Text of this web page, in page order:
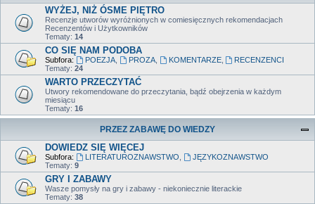
WYŻEJ, NIŻ ÓSME PIĘTRO
Recenzje utworów wyróżnionych w comiesięcznych rekomendacjach
Recenzentów i Użytkowników
Tematy: 14
CO SIĘ NAM PODOBA
Subfora: POEZJA, PROZA, KOMENTARZE,
RECENZENCI
Tematy: 24
WARTO PRZECZYTAĆ
Utwory rekomendowane do przeczytania, bądź obejrzenia w każdym
miesiącu
Tematy: 16
PRZEZ ZABAWĘ DO WIEDZY
DOWIEDZ SIĘ WIĘCEJ
Subfora: LITERATUROZNAWSTWO
JĘZYKOZNAWSTWO
Tematy: 9
GRY I ZABAWY
Wasze pomysły na gry i zabawy - niekoniecznie literackie
Tematy: 38